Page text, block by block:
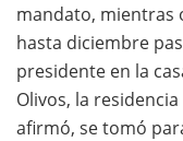
mandato, mientras
hasta diciembre
presidente en la
Olivos, la
afirmó, se tomó